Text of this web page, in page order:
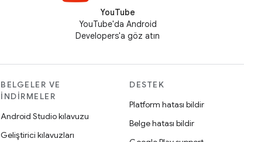
YouTube
YouTube'da Android
Developers'a göz atın
BELGELER VE
İNDIRMELER
Android Studio kılavuzu
Geliştirici kılavuzları
DESTEK
Platform hatası bildir
Belge hatası bildir